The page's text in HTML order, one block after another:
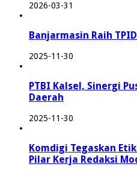
2026-03-31
Banjarmasin Raih
2025-11-30
PTBI Kalsel, Sinergi
Daerah
2025-11-30
Komdigi Tegaskan
Pilar Kerja Redaksi